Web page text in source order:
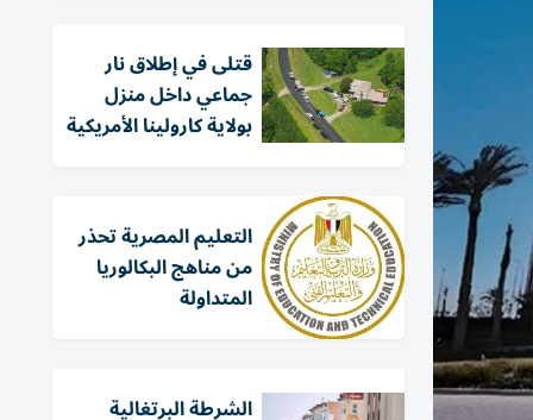
قتلى في إطلاق نار
جماعي داخل منزل
بولاية كارولينا الأمريكية
التعليم المصرية تحذر
من مناهج البكالوريا
المتداولة
الشرطة البرتغالية